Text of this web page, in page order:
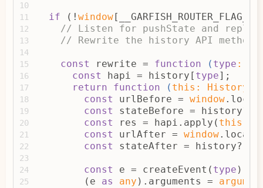
10
11
12
13
14
15
16
17
18
19
20
21
22
23
24
25
if (! window
// Listen for pushState and
// Rewrite the history API
const rewrite = function ( type :
const hapi = history[ type];
return
function ( this : History
const urlBefore = window
const stateBefore =
const res = hapi.apply( this
const urlAfter = window
const stateAfter =
const e = createEvent( type );
        (e
as any ).arguments =